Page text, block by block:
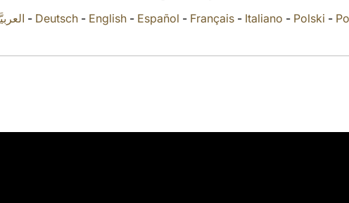
- Deutsch - English - Español - Français - Italiano - Polski -